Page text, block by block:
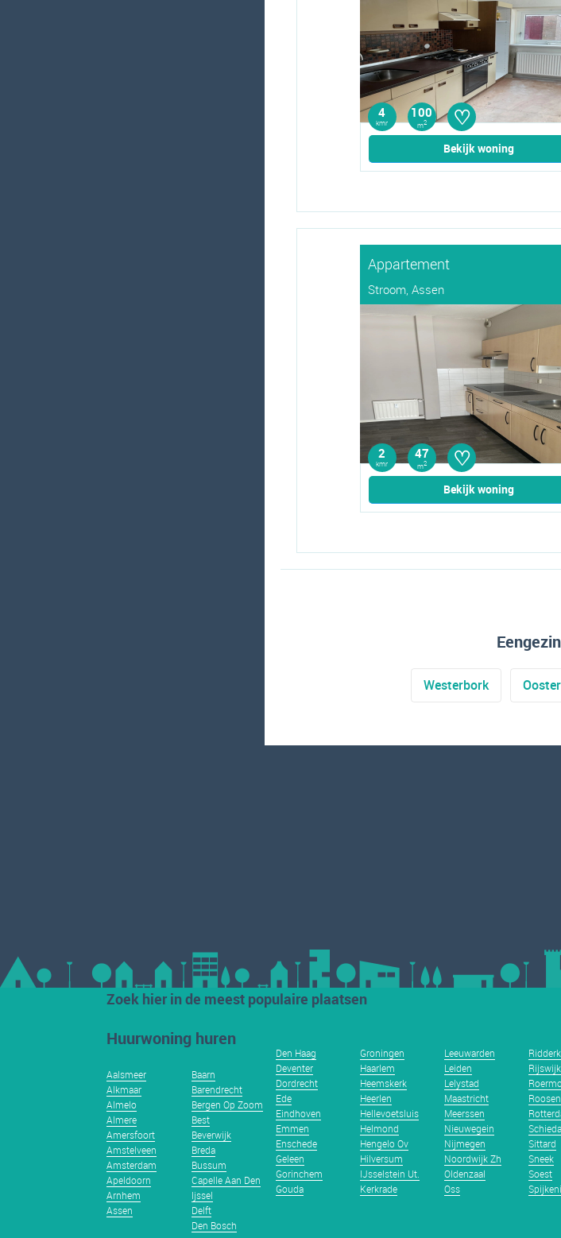
4
kmr
100
m2 ♡
Bekijk woning
Appartement
Stroom, Assen
2
kmr
47
m2 ♡
Bekijk woning
Westerbork
Zoek hier in de meest populaire plaatsen
Huurwoning huren
Aalsmeer
Alkmaar
Almelo
Almere
Amersfoort
Amstelveen
Amsterdam
Apeldoorn
Arnhem
Assen
Baarn
Barendrecht
Bergen Op Zoom
Best
Beverwijk
Breda
Bussum
Capelle Aan Den
Ijssel
Delft
Den Bosch
Den Haag
Deventer
Dordrecht
Ede
Eindhoven
Emmen
Enschede
Geleen
Gorinchem
Gouda
Groningen
Haarlem
Heemskerk
Heerlen
Hellevoetsluis
Helmond
Hengelo Ov
Hilversum
IJsselstein Ut.
Kerkrade
Leeuwarden
Leiden
Lelystad
Maastricht
Meerssen
Nieuwegein
Nijmegen
Noordwijk Zh
Oldenzaal
Oss
Sittard
Sneek
Soest